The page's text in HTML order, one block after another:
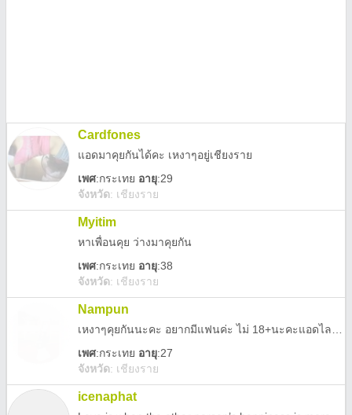
Cardfones
แอดมาคุยกันได้คะ เหงาๆอยู่เชียงราย
เพศ:กระเทย อายุ:29
จังหวัด: เชียงราย
Myitim
หาเพื่อนคุย ว่างมาคุยกัน
เพศ:กระเทย อายุ:38
จังหวัด: เชียงราย
Nampun
เพศ:กระเทย อายุ:27
จังหวัด: เชียงราย
icenaphat